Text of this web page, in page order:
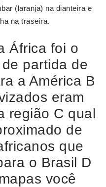
(laranja) na dianteira e
na traseira.
África foi o
partida de
a América B
eram
região C qual
de
que
o Brasil D
você